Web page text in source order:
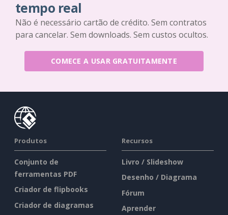
tempo real
Não é necessário cartão de crédito. Sem contratos
para cancelar. Sem downloads. Sem custos ocultos.
COMECE A USAR GRATUITAMENTE
Produtos
Conjunto de
ferramentas PDF
Criador de flipbooks
Criador de diagramas
Recursos
Livro / Slideshow
Desenho / Diagrama
Fórum
Aprender